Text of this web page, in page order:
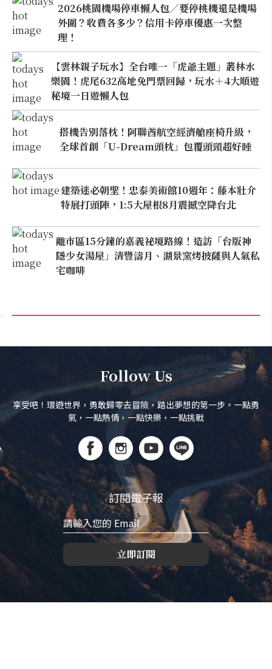
2026桃園機場停車懶人包／要停桃機還是機場
外圍？收費各多少？信用卡停車優惠一次整
理！
【雲林親子玩水】全台唯一「虎爺主題」叢林水
樂園！虎尾632高地免門票回歸，玩水＋4大順遊
秘境一日遊懶人包
搭機告別落枕！阿聯酋航空經濟艙座椅升級，
全球首創「U-Dream頭枕」包覆頭頸超好睡
建築迷必朝聖！忠泰美術館10週年：藤本壯介
特展打頭陣，1:5大屋根8月震撼空降台北
離市區15分鐘的嘉義祕境路線！造訪「台版神
隱少女湯屋」清豐濤月、湖景窯烤披薩與人氣私
宅咖啡
Follow Us
享受吧！環遊世界，勇敢歸零去冒險，踏出夢想的第一步。一點勇
氣，一點熱情，一點快樂，一點挑戰
訂閱電子報
立即訂閱